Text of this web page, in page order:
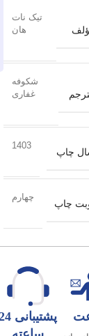
تیک نات
هان
شکوفه
غفاری
چاپ
1403
چاپ
چهارم